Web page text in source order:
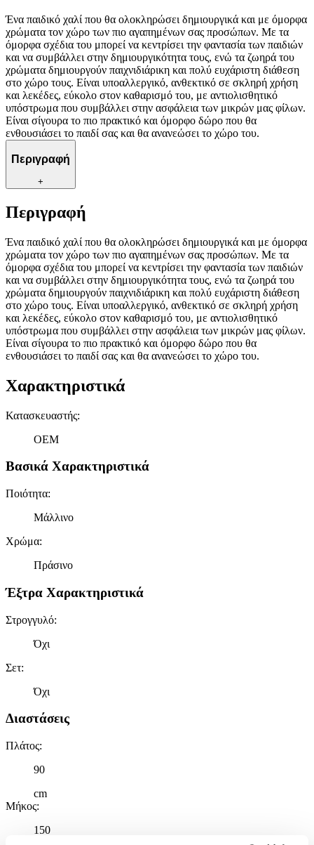
Ένα παιδικό χαλί που θα ολοκληρώσει δημιουργικά και με όμορφα
χρώματα τον χώρο των πιο αγαπημένων σας προσώπων. Με τα
όμορφα σχέδια του μπορεί να κεντρίσει την φαντασία των παιδιών
και να συμβάλλει στην δημιουργικότητα τους, ενώ τα ζωηρά του
χρώματα δημιουργούν παιχνιδιάρικη και πολύ ευχάριστη διάθεση
στο χώρο τους. Είναι υποαλλεργικό, ανθεκτικό σε σκληρή χρήση
και λεκέδες, εύκολο στον καθαρισμό του, με αντιολισθητικό
υπόστρωμα που συμβάλλει στην ασφάλεια των μικρών μας φίλων.
Είναι σίγουρα το πιο πρακτικό και όμορφο δώρο που θα
ενθουσιάσει το παιδί σας και θα ανανεώσει το χώρο του.
Περιγραφή
+
Περιγραφή
Ένα παιδικό χαλί που θα ολοκληρώσει δημιουργικά και με όμορφα
χρώματα τον χώρο των πιο αγαπημένων σας προσώπων. Με τα
όμορφα σχέδια του μπορεί να κεντρίσει την φαντασία των παιδιών
και να συμβάλλει στην δημιουργικότητα τους, ενώ τα ζωηρά του
χρώματα δημιουργούν παιχνιδιάρικη και πολύ ευχάριστη διάθεση
στο χώρο τους. Είναι υποαλλεργικό, ανθεκτικό σε σκληρή χρήση
και λεκέδες, εύκολο στον καθαρισμό του, με αντιολισθητικό
υπόστρωμα που συμβάλλει στην ασφάλεια των μικρών μας φίλων.
Είναι σίγουρα το πιο πρακτικό και όμορφο δώρο που θα
ενθουσιάσει το παιδί σας και θα ανανεώσει το χώρο του.
Χαρακτηριστικά
Κατασκευαστής:
OEM
Βασικά Χαρακτηριστικά
Ποιότητα:
Μάλλινο
Χρώμα:
Πράσινο
Έξτρα Χαρακτηριστικά
Στρογγυλό:
Όχι
Σετ:
Όχι
Διαστάσεις
Πλάτος:
90
cm
Μήκος:
150